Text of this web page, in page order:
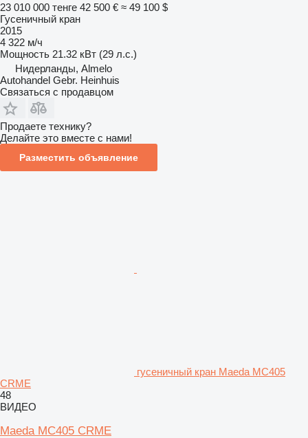
23 010 000 тенге 42 500 € ≈ 49 100 $
Гусеничный кран
2015
4 322 м/ч
Мощность 21.32 кВт (29 л.с.)
Нидерланды, Almelo
Autohandel Gebr. Heinhuis
Связаться с продавцом
Продаете технику?
Делайте это вместе с нами!
Разместить объявление
гусеничный кран Maeda MC405
CRME
48
ВИДЕО
Maeda MC405 CRME